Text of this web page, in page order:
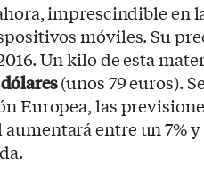
imprescindible en
móviles. Su
Un kilo de esta
(unos 79 euros).
Europea, las
entre un 7% y